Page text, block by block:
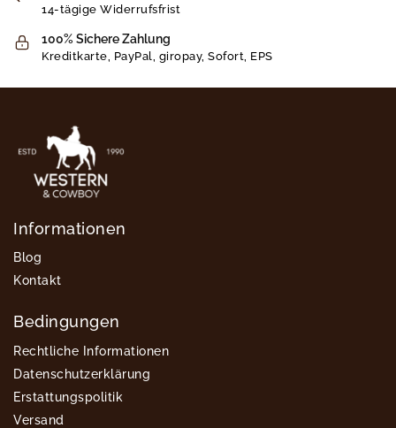
14-tägige Widerrufsfrist
100% Sichere Zahlung
Kreditkarte, PayPal, giropay, Sofort, EPS
Informationen
Blog
Kontakt
Bedingungen
Rechtliche Informationen
Datenschutzerklärung
Erstattungspolitik
Versand